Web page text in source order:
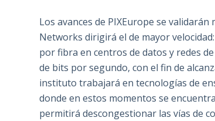
Los avances de PIXEurope se
Networks dirigirá el de mayor
por fibra en centros de datos y redes
de bits por segundo, con el fin de
instituto trabajará en tecnologías de
donde en estos momentos se
permitirá descongestionar las vías de